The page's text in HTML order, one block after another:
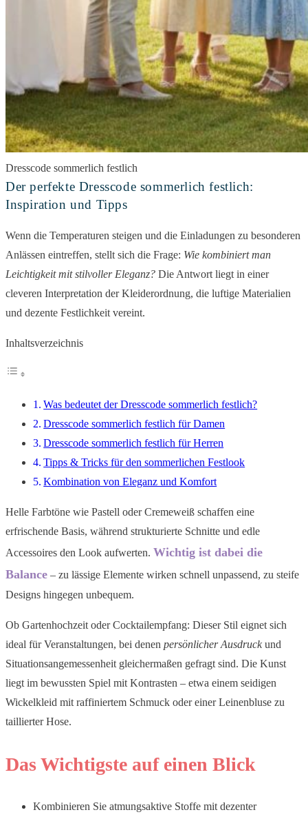
Dresscode sommerlich festlich
Der perfekte Dresscode sommerlich festlich:
Inspiration und Tipps
Wenn die Temperaturen steigen und die Einladungen zu besonderen
Anlässen eintreffen, stellt sich die Frage: Wie kombiniert man
Leichtigkeit mit stilvoller Eleganz? Die Antwort liegt in einer
cleveren Interpretation der Kleiderordnung, die luftige Materialien
und dezente Festlichkeit vereint.
Inhaltsverzeichnis
Was bedeutet der Dresscode sommerlich festlich?
Dresscode sommerlich festlich für Damen
Dresscode sommerlich festlich für Herren
Tipps & Tricks für den sommerlichen Festlook
Kombination von Eleganz und Komfort
Helle Farbtöne wie Pastell oder Cremeweiß schaffen eine
erfrischende Basis, während strukturierte Schnitte und edle
Accessoires den Look aufwerten. Wichtig ist dabei die
Balance – zu lässige Elemente wirken schnell unpassend, zu steife
Designs hingegen unbequem.
Ob Gartenhochzeit oder Cocktailempfang: Dieser Stil eignet sich
ideal für Veranstaltungen, bei denen persönlicher Ausdruck und
Situationsangemessenheit gleichermaßen gefragt sind. Die Kunst
liegt im bewussten Spiel mit Kontrasten – etwa einem seidigen
Wickelkleid mit raffiniertem Schmuck oder einer Leinenbluse zu
taillierter Hose.
Das Wichtigste auf einen Blick
Kombinieren Sie atmungsaktive Stoffe mit dezenter